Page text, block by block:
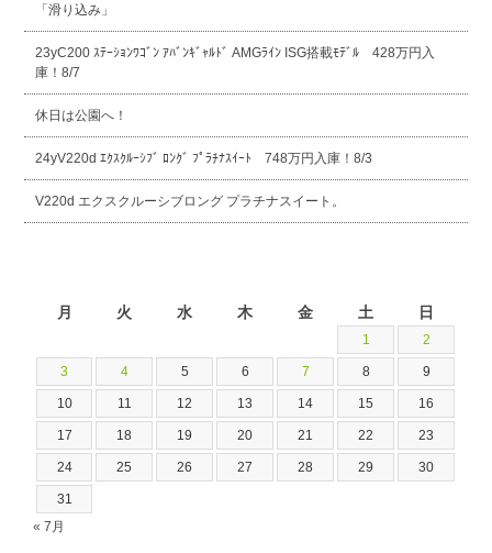
「滑り込み」
23yC200 ｽﾃｰｼｮﾝﾜｺﾞﾝ ｱﾊﾞﾝｷﾞｬﾙﾄﾞ AMGﾗｲﾝ ISG搭載ﾓﾃﾞﾙ 428万円入
庫！8/7
休日は公園へ！
24yV220d ｴｸｽｸﾙｰｼﾌﾞ ﾛﾝｸﾞ ﾌﾟﾗﾁﾅｽｲｰﾄ 748万円入庫！8/3
V220d エクスクルーシブロング プラチナスイート。
月 火 水 木 金 土 日
1 2
3 4 5 6 7 8 9
10 11 12 13 14 15 16
17 18 19 20 21 22 23
24 25 26 27 28 29 30
31
« 7月